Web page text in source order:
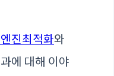
진최적화와
에 대해 이야